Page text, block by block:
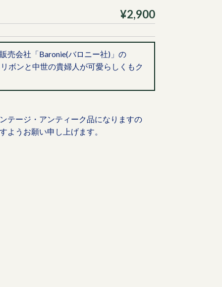
¥2,900
売会社「Baronie(バロニー社)」の
ボンと中世の貴婦人が可愛らしくもク
テージ・アンティーク品になりますの
ようお願い申し上げます。